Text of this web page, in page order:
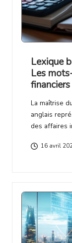
Lexique
Les
La maîtrise
anglais
des affaires
16 avril